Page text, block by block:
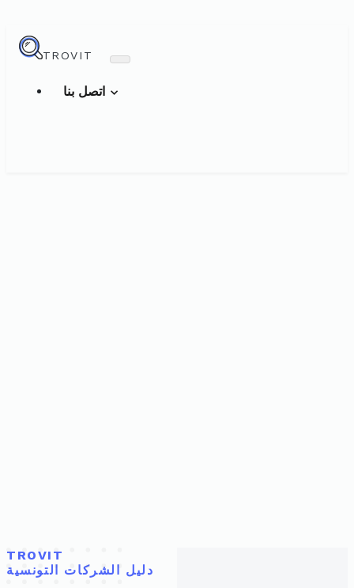
TROVIT
TROVIT
دليل الشركات التونسية